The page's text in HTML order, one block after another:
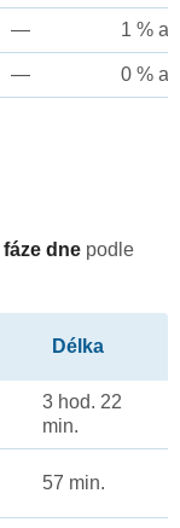
— 1 %
— 0 %
fáze dne podle
Délka
3 hod. 22
min.
57 min.